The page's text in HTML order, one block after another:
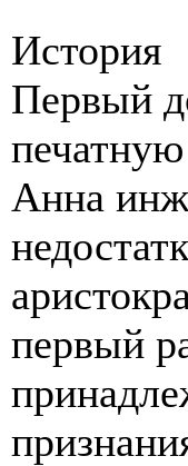
История
Первый
Анна
первый